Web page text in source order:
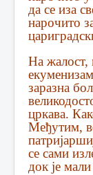
да се иза
нарочито
На жалост,
заразна
цркава.
Међутим,
се сами
док је